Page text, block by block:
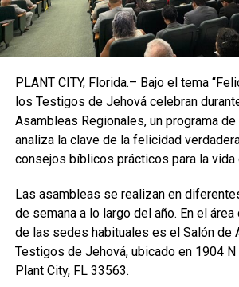
Según el informe, se necesitan más
determinar si representan algún
desarrollado por una entidad secreta
comoChina o Rusia.
Los analistas de defensa e inteligencia
descartado aún un origen extraterrestre
de FANI, según dijeron altos cargos
pasado, aunque el propio documento
referencia explícita a tales
No obstante, el informe marcó un punto
elGobiernoestadounidense tras
PLANT CITY, Florida.– Bajo el tema
los Testigos de Jehová celebran
Asambleas Regionales, un programa
analiza la clave de la felicidad
consejos bíblicos prácticos para la vida
Las asambleas se realizan en
de semana a lo largo del año. En el área
de las sedes habituales es el Salón de
Testigos de Jehová, ubicado en 1904 N
Plant City, FL 33563.